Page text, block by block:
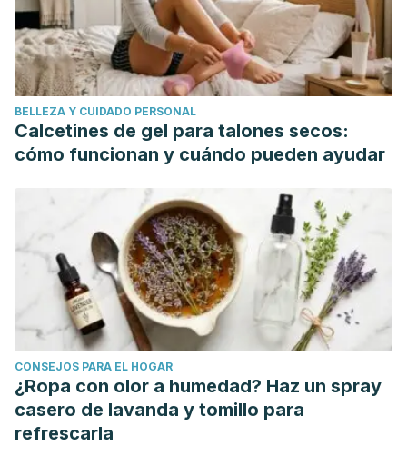
Clinic, M.
(2018). ¿Qué Causa Dolor En Los Ligamentos
Redondos Durante El Embarazo?. [online] Mayo Clinic.
https://www.mayoclinic.org/es-es/healthy-
lifestyle/pregnancy-week-by-week/expert-
answers/round-ligament-pain/faq-20380879
American Pregnancy Association.
Contractions: Causes And Treatment
https://americanpregnancy.org/labor-and-birth/braxton-
Herrero, B. T., Martínez, M. R., García, R. P., Gutiérrez,
L., Plaza, M. L., Ferrer, A. R., & Cabañero, M. J. (2001).
Evolución de los signos y síntomas gastrointestinales
durante el embarazo y el puerperio.Investigación y
Educación en
Enfermería,19(1).https://dps.ua.es/es/documentos/pdf/1999/
de-los-signos-y-sintomas.pdf
BELLEZA Y CUIDADO PERSONAL
Calcetines de gel para talones secos:
cómo funcionan y cuándo pueden ayudar
CONSEJOS PARA EL HOGAR
¿Ropa con olor a humedad? Haz un spray
casero de lavanda y tomillo para
refrescarla